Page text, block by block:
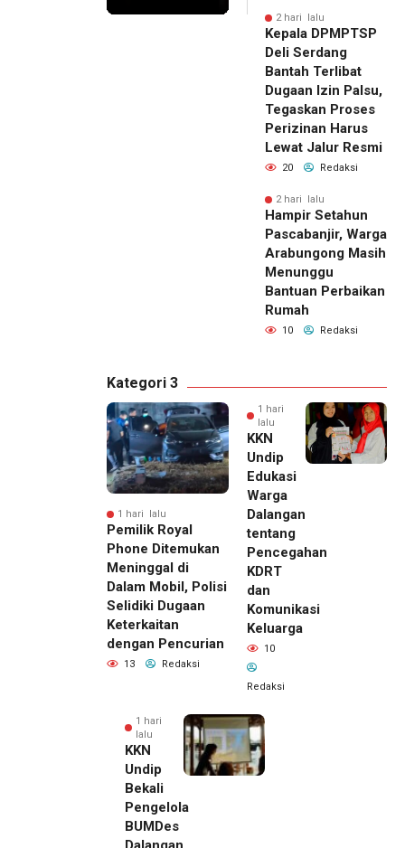
2 hari lalu
Kepala DPMPTSP
Deli Serdang
Bantah Terlibat
Dugaan Izin Palsu,
Tegaskan Proses
Perizinan Harus
Lewat Jalur Resmi
20 Redaksi
2 hari lalu
Hampir Setahun
Pascabanjir, Warga
Arabungong Masih
Menunggu
Bantuan Perbaikan
Rumah
10 Redaksi
Kategori 3
1 hari lalu
Pemilik Royal
Phone Ditemukan
Meninggal di
Dalam Mobil, Polisi
Selidiki Dugaan
Keterkaitan
dengan Pencurian
13 Redaksi
1 hari
lalu
KKN
Undip
Edukasi
Warga
Dalangan
tentang
Pencegahan
KDRT
dan
Komunikasi
Keluarga
10
Redaksi
1 hari
lalu
KKN
Undip
Bekali
Pengelola
BUMDes